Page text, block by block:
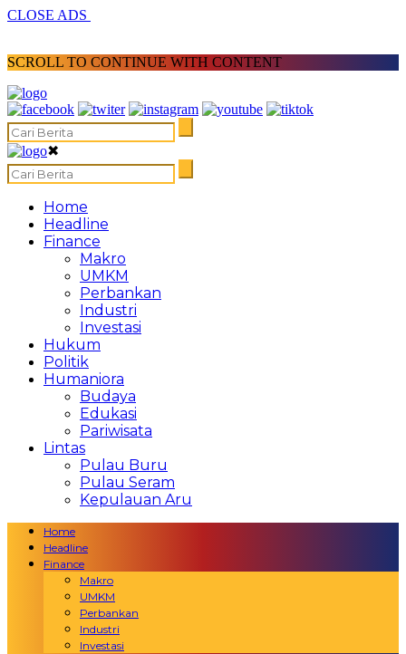
CLOSE ADS
SCROLL TO CONTINUE WITH CONTENT
✖
Home
Headline
Finance
Makro
UMKM
Perbankan
Industri
Investasi
Hukum
Politik
Humaniora
Budaya
Edukasi
Pariwisata
Lintas
Pulau Buru
Pulau Seram
Kepulauan Aru
Home
Headline
Finance
Makro
UMKM
Perbankan
Industri
Investasi